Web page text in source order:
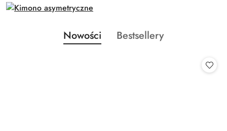
Pomiń karuzelę produktów
Produkty
o
Nowości
Produkty
Bestsellery